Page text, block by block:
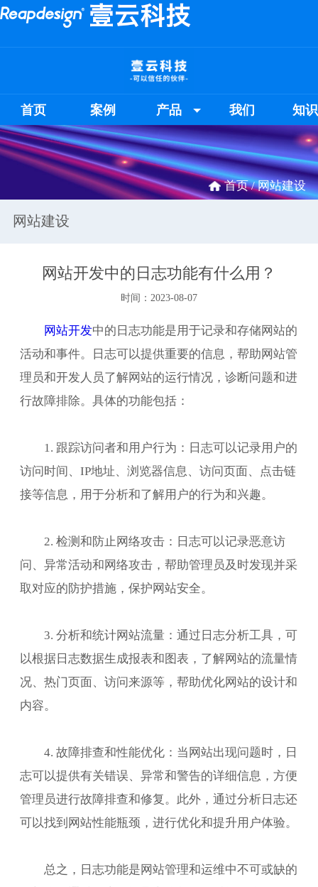
首页 案例 产品 我们 知
首页 /网站建设
网站建设
网站开发中的日志功能有什么用？
时间：2023-08-07
网站开发中的日志功能是用于记录和存储网站的
活动和事件。日志可以提供重要的信息，帮助网站管
理员和开发人员了解网站的运行情况，诊断问题和进
行故障排除。具体的功能包括：
1. 跟踪访问者和用户行为：日志可以记录用户的
访问时间、IP地址、浏览器信息、访问页面、点击链
接等信息，用于分析和了解用户的行为和兴趣。
2. 检测和防止网络攻击：日志可以记录恶意访
问、异常活动和网络攻击，帮助管理员及时发现并采
取对应的防护措施，保护网站安全。
3. 分析和统计网站流量：通过日志分析工具，可
以根据日志数据生成报表和图表，了解网站的流量情
况、热门页面、访问来源等，帮助优化网站的设计和
内容。
4. 故障排查和性能优化：当网站出现问题时，日
志可以提供有关错误、异常和警告的详细信息，方便
管理员进行故障排查和修复。此外，通过分析日志还
可以找到网站性能瓶颈，进行优化和提升用户体验。
总之，日志功能是网站管理和运维中不可或缺的